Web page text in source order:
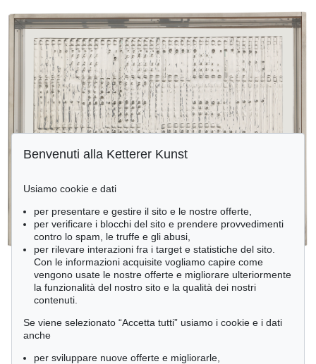
Benvenuti alla Ketterer Kunst
Usiamo cookie e dati
per presentare e gestire il sito e le nostre offerte,
per verificare i blocchi del sito e prendere provvedimenti
contro lo spam, le truffe e gli abusi,
per rilevare interazioni fra i target e statistiche del sito.
Con le informazioni acquisite vogliamo capire come
vengono usate le nostre offerte e migliorare ulteriormente
la funzionalità del nostro sito e la qualità dei nostri
contenuti.
Se viene selezionato “Accetta tutti” usiamo i cookie e i dati
anche
per sviluppare nuove offerte e migliorarle,